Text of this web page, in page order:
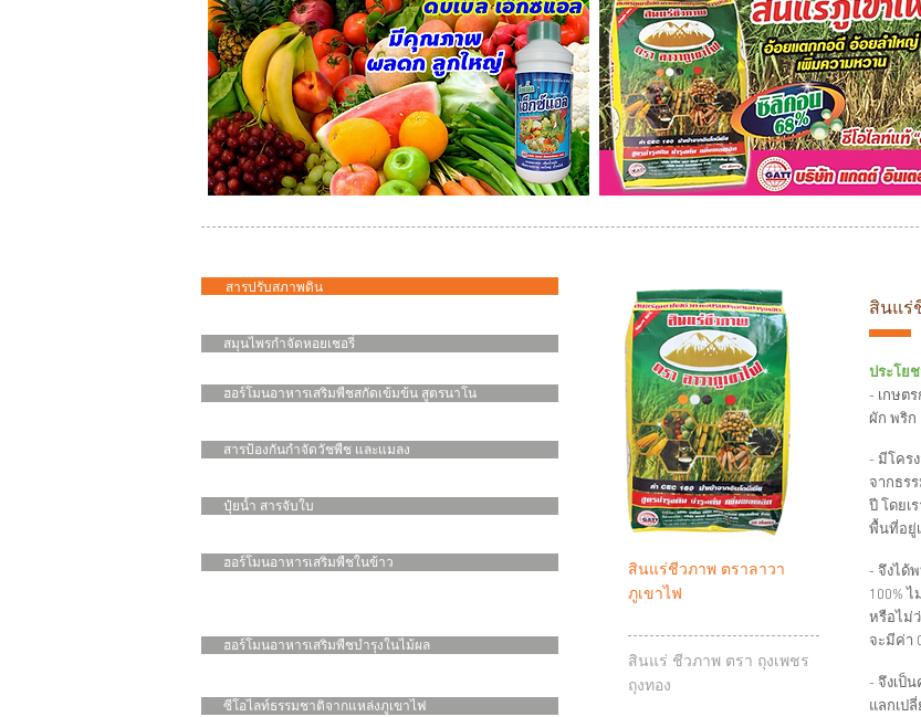
สารปรับสภาพดิน
ฮอร์โมนอาหารเสริมพืชสกัดเข้มข้น สูตรนาโน
สมุนไพรกำจัดหอยเชอรี่
สารป้องกันกำจัดวัชพืช และแมลง
ปุ๋ยน้ำ สารจับใบ
ฮอร์โมนอาหารเสริมพืชในข้าว
ฮอร์โมนอาหารเสริมพืชบำรุงในไม้ผล
ซีโอไลท์ธรรมชาติจากแหล่งภูเขาไฟ
สินแร่ชีวภาพ ตราลาวา
ภูเขาไฟ
สินแร่ ชีวภาพ ตรา ถุงเพชร
ถุงทอง
สินแร่
ประโย
- เกษต
ผัก พริก
- มีโคร
จากธร
ปี โดยเ
พื้นที่อยู่
- จึงได้
100%
หรือไม่
จะมีค่า
- จึงเป็
แลกเป